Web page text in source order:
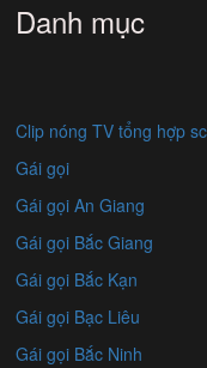
Danh mục
Clip nóng TV tổng hợp
Gái gọi
Gái gọi An Giang
Gái gọi Bắc Giang
Gái gọi Bắc Kạn
Gái gọi Bạc Liêu
Gái gọi Bắc Ninh